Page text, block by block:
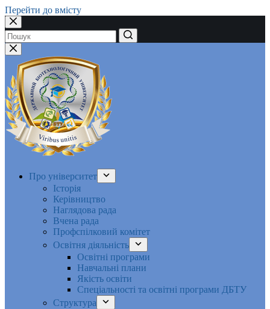
Перейти до вмісту
Немає
результатів
Про університет
Історія
Керівництво
Наглядова рада
Вчена рада
Профспілковий комітет
Освітня діяльність
Освітні програми
Навчальні плани
Якість освіти
Спеціальності та освітні програми ДБТУ
Структура